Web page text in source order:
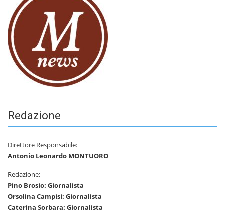
Redazione
Direttore Responsabile:
Antonio Leonardo MONTUORO
Redazione:
Pino Brosio: Giornalista
Orsolina Campisi: Giornalista
Caterina Sorbara: Giornalista